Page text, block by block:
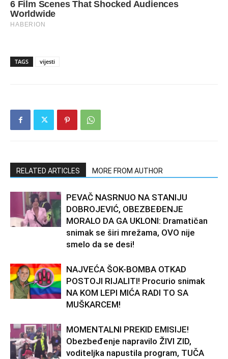
TAGS vijesti
RELATED ARTICLES MORE FROM AUTHOR
PEVAČ NASRNUO NA STANIJU
DOBROJEVIĆ, OBEZBEĐENJE
MORALO DA GA UKLONI: Dramatičan
snimak se širi mrežama, OVO nije
smelo da se desi!
NAJVEĆA ŠOK-BOMBA OTKAD
POSTOJI RIJALITI! Procurio snimak
NA KOM LEPI MIĆA RADI TO SA
MUŠKARCEM!
MOMENTALNI PREKID EMISIJE!
Obezbeđenje napravilo ŽIVI ZID,
voditeljka napustila program, TUČA